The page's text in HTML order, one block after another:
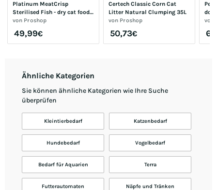
Platinum MeatCrisp
Sterilised Fish - dry cat food
- 3kg
von Proshop
49,99€
Certech Classic Corn Cat
Litter Natural Clumping 35L
von Proshop
50,73€
von
Ähnliche Kategorien
Sie können ähnliche Kategorien wie Ihre Suche
überprüfen
Kleintierbedarf Katzenbedarf
Hundebedarf Vogelbedarf
Bedarf für Aquarien Terra
Futterautomaten Näpfe und Tränken